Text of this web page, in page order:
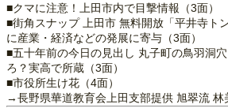
■クマに注意！上田市内で目撃情報（3面）
■街角スナップ 上田市 無料開放「平井寺ト
に産業・経済などの発展に寄与（3面）
■五十年前の今日の見出し 丸子町の鳥羽洞
ろ？実高で所蔵（3面）
■市役所生け花（4面）
→長野県華道教育会上田支部提供 旭翠流 林